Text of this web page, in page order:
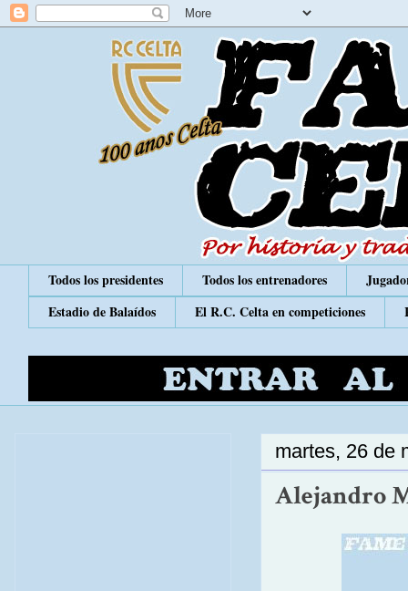
Todos los presidentes Todos los entrenadores
Estadio de Balaídos
El R.C. Celta en competiciones
martes, 26 de
Alejandro